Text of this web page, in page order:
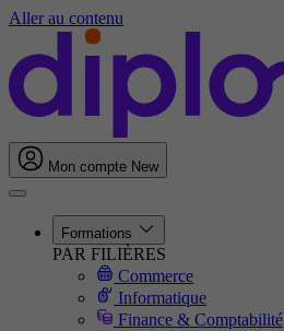
Aller au contenu
Mon compte New
Formations
PAR FILIÈRES
Commerce
Informatique
Finance & Comptabilité